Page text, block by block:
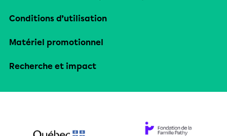
Conditions d’utilisation
Matériel promotionnel
Recherche et impact